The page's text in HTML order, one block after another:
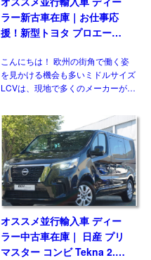
ラー新古車在庫｜お仕事応
援！新型トヨタ プロエース
3人乗り6MT 右ハンドル
こんにちは！ 欧州の街角で働く姿
を見かける機会も多いミドルサイズ
LCVは、現地で多くのメーカーがラ
日本市場にひとつも正規導入されて
おりません。そのなかでも欧州で高
い評価を得ている国産メーカ […]
オススメ並行輸入車 ディー
ラー中古車在庫｜ 日産 プリ
マスター コンビ Tekna 2.0